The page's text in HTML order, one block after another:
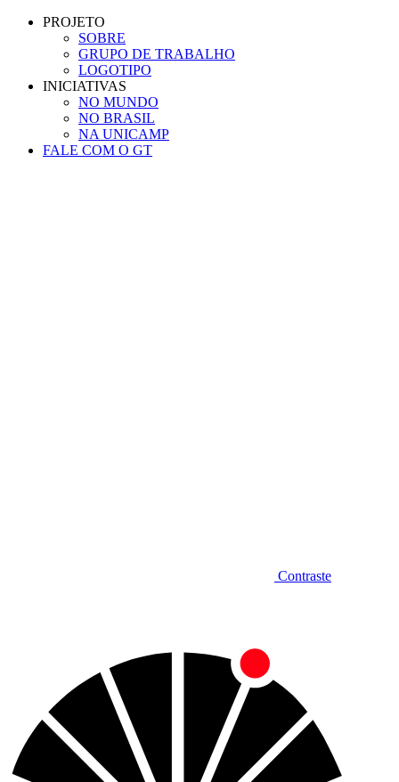
Conteúdo principal
PROJETO
SOBRE
GRUPO DE TRABALHO
LOGOTIPO
INICIATIVAS
NO MUNDO
NO BRASIL
NA UNICAMP
FALE COM O GT
Contraste